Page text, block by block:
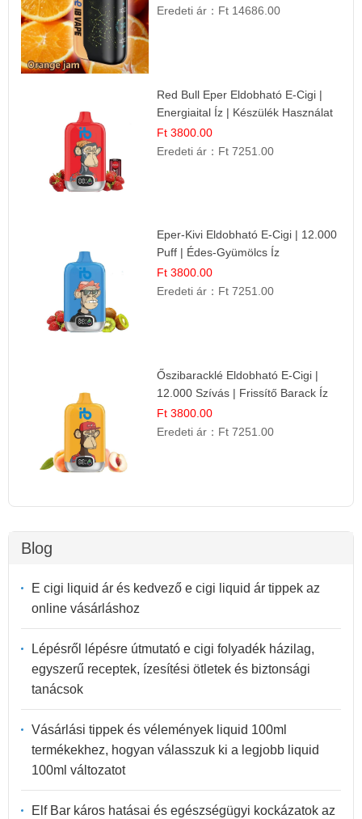
Eredeti ár： Ft 14686.00
Red Bull Eper Eldobható E-Cigi |
Energiaital Íz | Készülék Használat
Ft 3800.00
Eredeti ár： Ft 7251.00
Eper-Kivi Eldobható E-Cigi | 12.000
Puff | Édes-Gyümölcs Íz
Ft 3800.00
Eredeti ár： Ft 7251.00
Őszibaracklé Eldobható E-Cigi |
12.000 Szívás | Frissítő Barack Íz
Ft 3800.00
Eredeti ár： Ft 7251.00
Blog
E cigi liquid ár és kedvező e cigi liquid ár tippek az
online vásárláshoz
Lépésről lépésre útmutató e cigi folyadék házilag,
egyszerű receptek, ízesítési ötletek és biztonsági
tanácsok
Vásárlási tippek és vélemények liquid 100ml
termékekhez, hogyan válasszuk ki a legjobb liquid
100ml változatot
Elf Bar káros hatásai és egészségügyi kockázatok az